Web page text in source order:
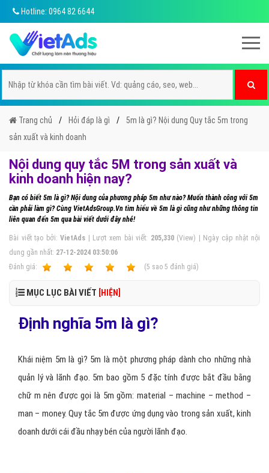
Hotline: 0964 82 6644
Trang chủ Hỏi đáp là gì
5m là gì? Nội dung Quy tắc 5m trong
sản xuất và kinh doanh
Nội dung quy tắc 5M trong sản xuất và
kinh doanh hiện nay?
Bạn có biết 5m là gì? Nội dung của phương pháp 5m như nào? Muốn thành công với 5m
cần phải làm gì? Cùng VietAdsGroup.Vn tìm hiểu về 5m là gì cũng như những thông tin
liên quan đến 5m qua bài viết dưới đây nhé!
Bài viết tạo bởi:VietAds | Lượt xem bài viết: 205,330(View) | Ngày cập nhật nội
dung gần nhất: 27-12-2024 03:50:06
Ðánh giá:
(5 sao 5 đánh giá)
MỤC LỤC BÀI VIẾT [HIỆN]
Định nghĩa 5m là gì?
Khái niệm 5m là gì? 5m là một phương pháp dành cho những nhà
quản lý và lãnh đạo. 5m bao gồm 5 đặc tính được bắt đầu bằng
chữ m nên được gọi là 5m gồm: material – machine – method –
man – money. Quy tắc 5m được ứng dụng vào trong sản xuất, kinh
doanh dưới cái đầu nhạy bén của người lãnh đạo.